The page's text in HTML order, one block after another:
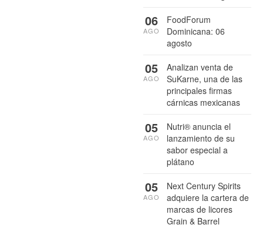
FoodForum
Dominicana: 06
agosto
06
AGO
Analizan venta de
SuKarne, una de las
principales firmas
cárnicas mexicanas
05
AGO
Nutri® anuncia el
lanzamiento de su
sabor especial a
plátano
05
AGO
Next Century Spirits
adquiere la cartera de
marcas de licores
Grain & Barrel
05
AGO